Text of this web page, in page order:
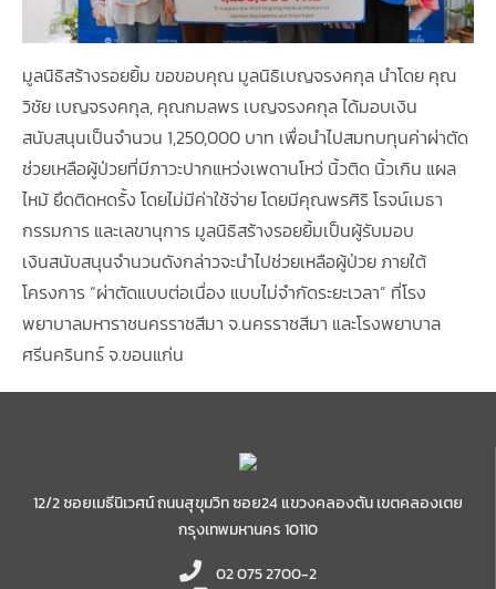
มูลนิธิสร้างรอยยิ้ม ขอขอบคุณ มูลนิธิเบญจรงคกุล นำโดย คุณ
วิชัย เบญจรงคกุล, คุณกมลพร เบญจรงคกุล ได้มอบเงิน
สนับสนุนเป็นจำนวน 1,250,000 บาท เพื่อนำไปสมทบทุนค่าผ่าตัด
ช่วยเหลือผู้ป่วยที่มีภาวะปากแหว่งเพดานโหว่ นิ้วติด นิ้วเกิน แผล
ไหม้ ยึดติดหดรั้ง โดยไม่มีค่าใช้จ่าย โดยมีคุณพรศิริ โรจน์เมธา
กรรมการ และเลขานุการ มูลนิธิสร้างรอยยิ้มเป็นผู้รับมอบ
เงินสนับสนุนจำนวนดังกล่าวจะนำไปช่วยเหลือผู้ป่วย ภายใต้
โครงการ “ผ่าตัดแบบต่อเนื่อง แบบไม่จำกัดระยะเวลา” ที่โรง
พยาบาลมหาราชนครราชสีมา จ.นครราชสีมา และโรงพยาบาล
ศรีนครินทร์ จ.ขอนแก่น
12/2 ซอยเมธีนิเวศน์ ถนนสุขุมวิท ซอย24 แขวงคลองตัน เขตคลองเตย
กรุงเทพมหานคร 10110
02 075 2700-2